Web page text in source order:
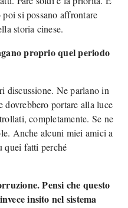
si possano affrontare
storia cinese.
proprio quel periodo
discussione. Ne parlano in
dovrebbero portare alla luce
completamente. Se ne
Anche alcuni miei amici a
quei fatti perché
Pensi che questo
insito nel sistema